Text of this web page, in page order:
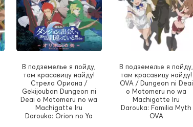
В подземелье я пойду,
там красавицу найду!
Стрела Ориона /
Gekijouban Dungeon ni
Deai o Motomeru no wa
Machigatte Iru
Darouka: Orion no Ya
В подземелье я пойду,
там красавицу найду!
OVA / Dungeon ni Deai
o Motomeru no wa
Machigatte Iru
Darouka: Familia Myth
OVA